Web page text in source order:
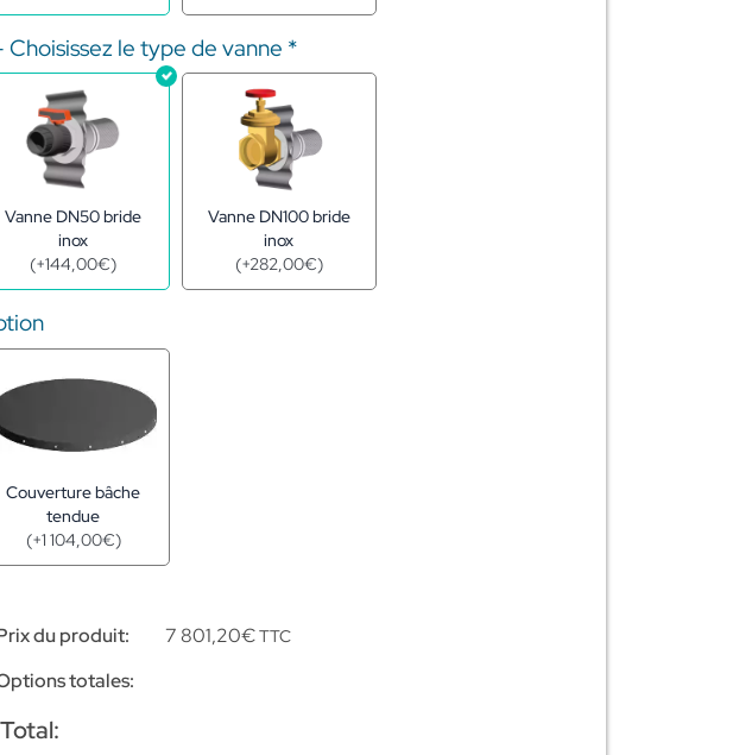
Choisissez le type de vanne *
Vanne DN50 bride
inox
(+144,00€)
Vanne DN100 bride
inox
(+282,00€)
Couverture bâche
tendue
(+1 104,00€)
du produit: 7 801,20€TTC
totales:
Total: